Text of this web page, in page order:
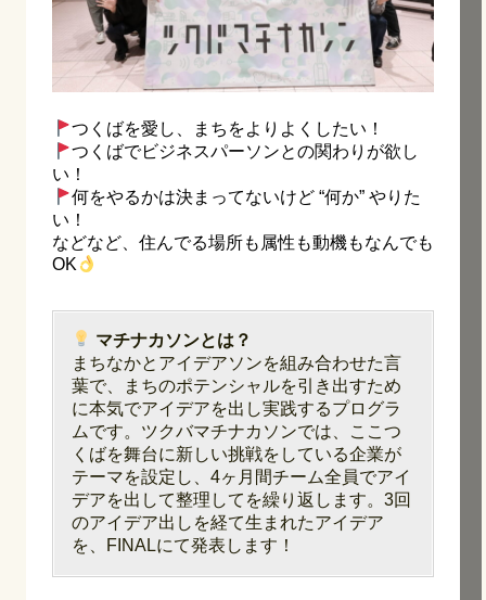
つくばを愛し、まちをよりよくしたい！
つくばでビジネスパーソンとの関わりが欲し
い！
何をやるかは決まってないけど “何か” やりた
い！
などなど、住んでる場所も属性も動機もなんでも
OK
マチナカソンとは？
まちなかとアイデアソンを組み合わせた言
葉で、まちのポテンシャルを引き出すため
に本気でアイデアを出し実践するプログラ
ムです。ツクバマチナカソンでは、ここつ
くばを舞台に新しい挑戦をしている企業が
テーマを設定し、4ヶ月間チーム全員でアイ
デアを出して整理してを繰り返します。3回
のアイデア出しを経て生まれたアイデア
を、FINALにて発表します！